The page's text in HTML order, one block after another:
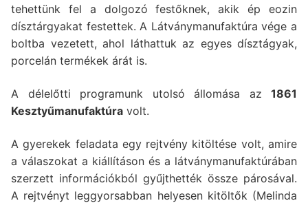
tehettünk fel a dolgozó festőknek, akik ép eozin
dísztárgyakat festettek. A Látványmanufaktúra vége a
boltba vezetett, ahol láthattuk az egyes dísztágyak,
porcelán termékek árát is.
A délelőtti programunk utolsó állomása az 1861
Kesztyűmanufaktúra volt.
A gyerekek feladata egy rejtvény kitöltése volt, amire
a válaszokat a kiállításon és a látványmanufaktúrában
szerzett információkból gyűjthették össze párosával.
A rejtvényt leggyorsabban helyesen kitöltők (Melinda